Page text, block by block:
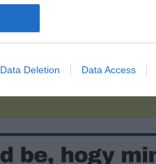
Data Deletion Data Access